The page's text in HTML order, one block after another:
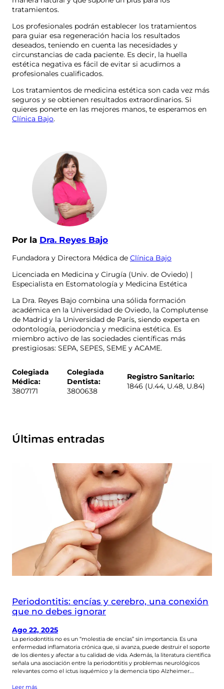
tratamientos.
Los profesionales podrán establecer los tratamientos
para guiar esa regeneración hacia los resultados
deseados, teniendo en cuenta las necesidades y
circunstancias de cada paciente. Es decir, la huella
estética negativa es fácil de evitar si acudimos a
profesionales cualificados.
Los tratamientos de medicina estética son cada vez más
seguros y se obtienen resultados extraordinarios. Si
quieres ponerte en las mejores manos, te esperamos en
Clínica Bajo.
Por la Dra. Reyes Bajo
Fundadora y Directora Médica de Clínica Bajo
Licenciada en Medicina y Cirugía (Univ. de Oviedo) |
Especialista en Estomatología y Medicina Estética
La Dra. Reyes Bajo combina una sólida formación
académica en la Universidad de Oviedo, la Complutense
de Madrid y la Universidad de París, siendo experta en
odontología, periodoncia y medicina estética. Es
miembro activo de las sociedades científicas más
prestigiosas: SEPA, SEPES, SEME y ACAME.
Colegiada
Médica:
3807171
Colegiada
Dentista:
3800638
Registro Sanitario:
1846 (U.44, U.48, U.84)
Últimas entradas
Periodontitis: encías y cerebro, una conexión
que no debes ignorar
Ago 22, 2025
La periodontitis no es un “molestia de encías” sin importancia. Es una
enfermedad inflamatoria crónica que, si avanza, puede destruir el soporte
de los dientes y afectar a tu calidad de vida. Además, la literatura científica
señala una asociación entre la periodontitis y problemas neurológicos
relevantes como el ictus isquémico y la demencia tipo Alzheimer.…
Leer más